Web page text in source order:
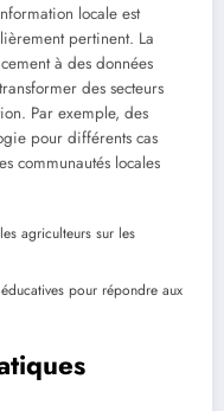
locale est
pertinent. La
à des données
des secteurs
Par exemple, des
pour différents cas
communautés locales
agriculteurs sur les
pour répondre aux